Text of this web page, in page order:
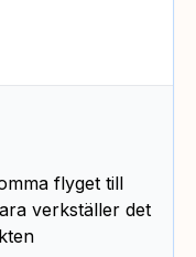
flyget till
verkställer det